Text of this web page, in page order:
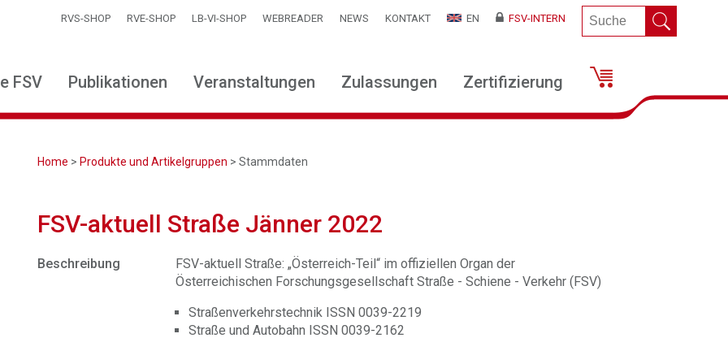
RVS-SHOP RVE-SHOP LB-VI-SHOP WEBREADER NEWS KONTAKT EN FSV-INTERN
FSV Publikationen Veranstaltungen Zulassungen Zertifizierung
Home > Produkte und Artikelgruppen > Stammdaten
FSV-aktuell Straße Jänner 2022
Beschreibung
FSV-aktuell Straße: „Österreich-Teil“ im offiziellen Organ der
Österreichischen Forschungsgesellschaft Straße - Schiene - Verkehr (FSV)
Straßenverkehrstechnik ISSN 0039-2219
Straße und Autobahn ISSN 0039-2162